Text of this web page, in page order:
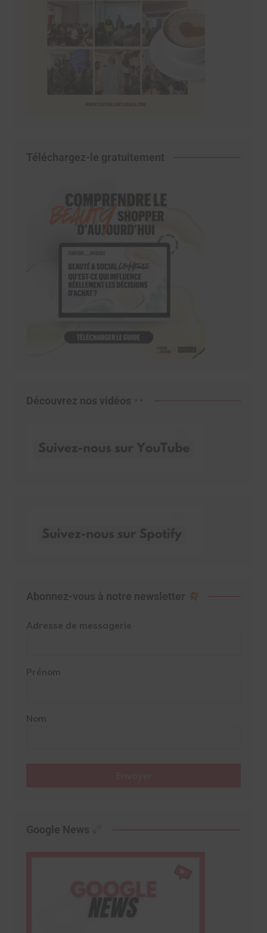
Téléchargez-le gratuitement
Découvrez nos vidéos
Abonnez-vous à notre newsletter
Adresse de messagerie
Prénom
Nom
Google News